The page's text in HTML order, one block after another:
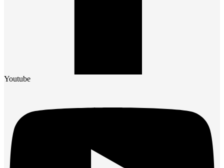
Youtube